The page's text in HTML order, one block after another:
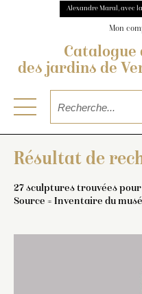
Alexandre Maral, avec
Mon
Catalogue
des jardins de
Résultat de
27 sculptures trouvées pour
Source = Inventaire du